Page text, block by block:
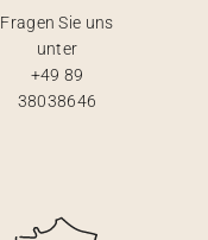
Fragen Sie uns
unter
+49 89
38038646